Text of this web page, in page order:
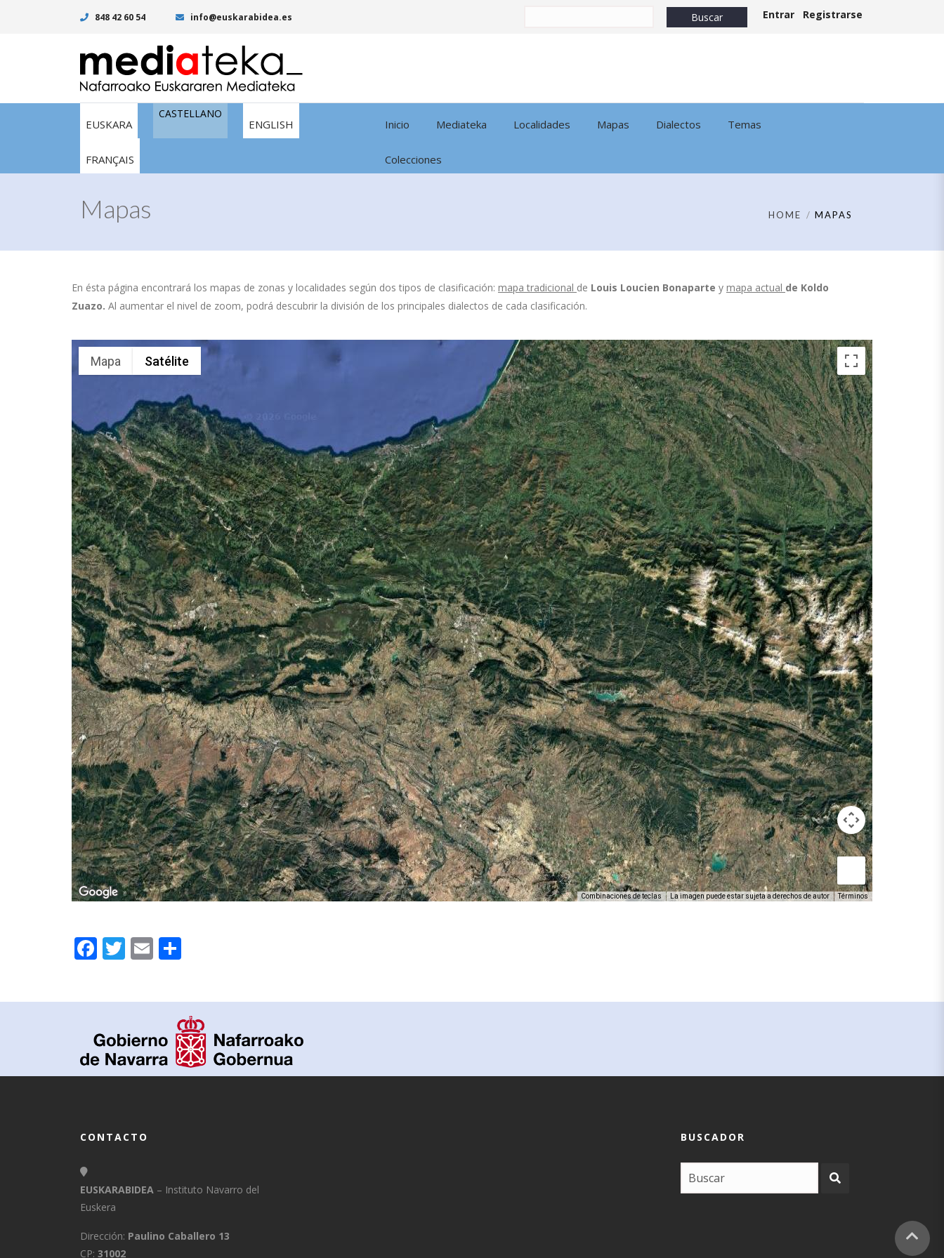
848 42 60 54 info@euskarabidea.es Entrar Registrarse
EUSKARA
CASTELLANO
ENGLISH
FRANÇAIS
Inicio Mediateka Localidades Mapas Dialectos Temas
Colecciones
Mapas HOME MAPAS
En ésta página encontrará los mapas de zonas y localidades según dos tipos de clasificación: mapa tradicional de Louis Loucien Bonaparte y mapa actual de Koldo
Zuazo. Al aumentar el nivel de zoom, podrá descubrir la división de los principales dialectos de cada clasificación.
Mapa Satélite
Combinaciones de teclas La imagen puede estar sujeta a derechos de autor Términos
Facebook
Twitter
Email
CONTACTO
EUSKARABIDEA – Instituto Navarro del
Euskera
Dirección: Paulino Caballero 13
CP: 31002
BUSCADOR